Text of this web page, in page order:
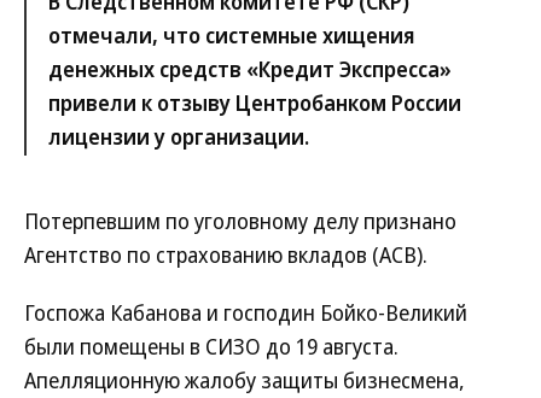
отмечали, что системные хищения
денежных средств «Кредит Экспресса»
привели к отзыву Центробанком России
лицензии у организации.
Потерпевшим по уголовному делу признано
Агентство по страхованию вкладов (АСВ).
Госпожа Кабанова и господин Бойко-Великий
были помещены в СИЗО до 19 августа.
Апелляционную жалобу защиты бизнесмена,